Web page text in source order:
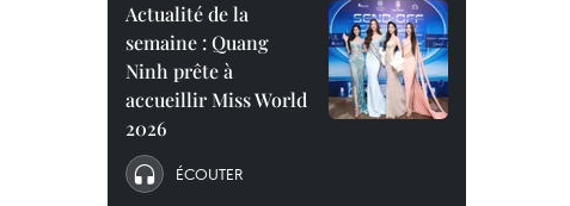
Actualité de la
semaine : Quang
Ninh prête à
accueillir Miss World
2026
ÉCOUTER